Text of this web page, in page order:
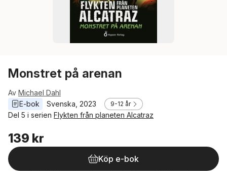
Monstret på arenan
Av Michael Dahl
E-bok
Svenska 2023 9-12 år
Del 5 i serien Flykten från planeten Alcatraz
139 kr
Köp e-bok